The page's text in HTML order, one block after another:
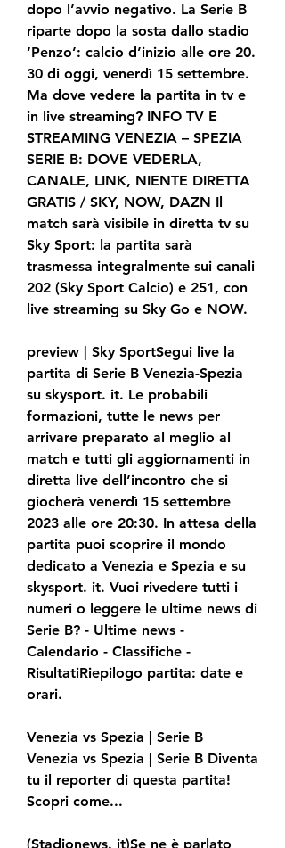
dopo l’avvio negativo. La Serie B
riparte dopo la sosta dallo stadio
‘Penzo’: calcio d’inizio alle ore 20.
30 di oggi, venerdì 15 settembre.
Ma dove vedere la partita in tv e
in live streaming? INFO TV E
STREAMING VENEZIA – SPEZIA
SERIE B: DOVE VEDERLA,
CANALE, LINK, NIENTE DIRETTA
GRATIS / SKY, NOW, DAZN Il
match sarà visibile in diretta tv su
Sky Sport: la partita sarà
trasmessa integralmente sui canali
202 (Sky Sport Calcio) e 251, con
live streaming su Sky Go e NOW.
preview | Sky SportSegui live la
partita di Serie B Venezia-Spezia
su skysport. it. Le probabili
formazioni, tutte le news per
arrivare preparato al meglio al
match e tutti gli aggiornamenti in
diretta live dell’incontro che si
giocherà venerdì 15 settembre
2023 alle ore 20:30. In attesa della
partita puoi scoprire il mondo
dedicato a Venezia e Spezia e su
skysport. it. Vuoi rivedere tutti i
numeri o leggere le ultime news di
Serie B? - Ultime news -
Calendario - Classifiche -
RisultatiRiepilogo partita: date e
orari.
Venezia vs Spezia | Serie B
Venezia vs Spezia | Serie B Diventa
tu il reporter di questa partita!
Scopri come...
(Stadionews. it)Se ne è parlato